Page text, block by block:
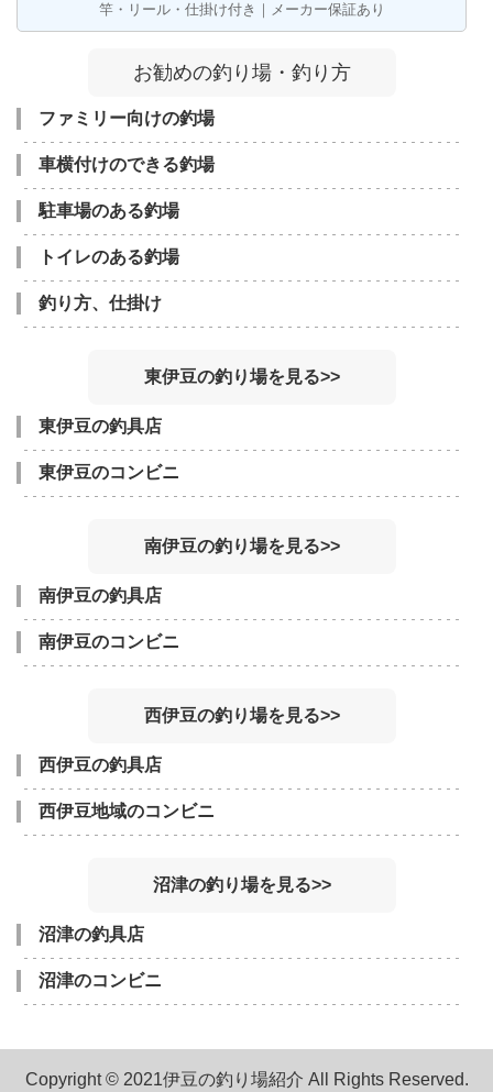
竿・リール・仕掛け付き｜メーカー保証あり
お勧めの釣り場・釣り方
ファミリー向けの釣場
車横付けのできる釣場
駐車場のある釣場
トイレのある釣場
釣り方、仕掛け
東伊豆の釣り場を見る>>
東伊豆の釣具店
東伊豆のコンビニ
南伊豆の釣り場を見る>>
南伊豆の釣具店
南伊豆のコンビニ
西伊豆の釣り場を見る>>
西伊豆の釣具店
西伊豆地域のコンビニ
沼津の釣り場を見る>>
沼津の釣具店
沼津のコンビニ
Copyright © 2021伊豆の釣り場紹介 All Rights Reserved.